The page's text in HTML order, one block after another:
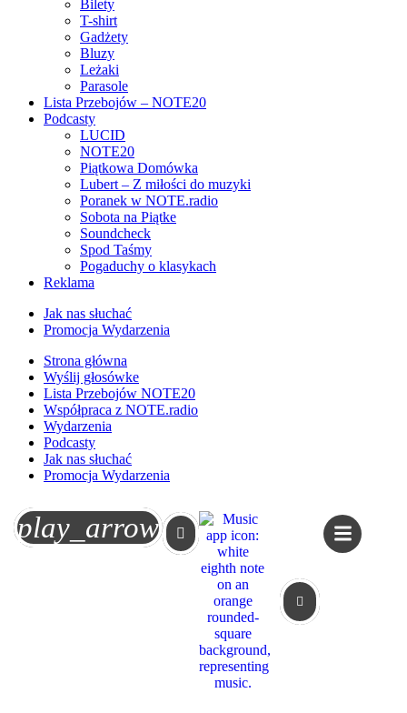
Bilety
T-shirt
Gadżety
Bluzy
Leżaki
Parasole
Lista Przebojów – NOTE20
Podcasty
LUCID
NOTE20
Piątkowa Domówka
Lubert – Z miłości do muzyki
Poranek w NOTE.radio
Sobota na Piątke
Soundcheck
Spod Taśmy
Pogaduchy o klasykach
Reklama
Jak nas słuchać
Promocja Wydarzenia
Strona główna
Wyślij głosówke
Lista Przebojów NOTE20
Współpraca z NOTE.radio
Wydarzenia
Podcasty
Jak nas słuchać
Promocja Wydarzenia
play_arrow